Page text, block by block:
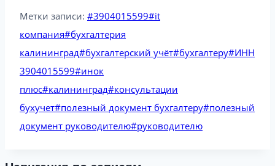
Метки записи: #3904015599#it
компания#бухгалтерия
калининград#бухгалтерский учёт#бухгалтеру#ИНН
3904015599#инок
плюс#калининград#консультации
бухучет#полезный документ бухгалтеру#полезный
документ руководителю#руководителю